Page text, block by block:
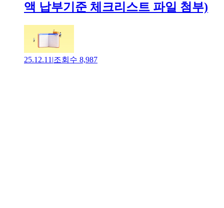
액 납부기준 체크리스트 파일 첨부)
25.12.11 |조회수 8,987